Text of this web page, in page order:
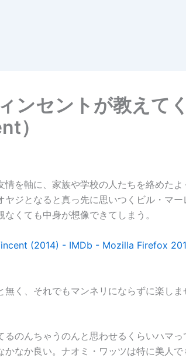
ンセントが教えて
）
を軸に、家族や学校の人たちを絡めたよ
ジとなると真っ先に思いつくビル・マー
くても中身が想像できてしまう。
く、それでもマンネリにならずに楽しま
るのんちゃうのんと思わせるくらいハマっ
なか良い。ナオミ・ワッツは特に美人で